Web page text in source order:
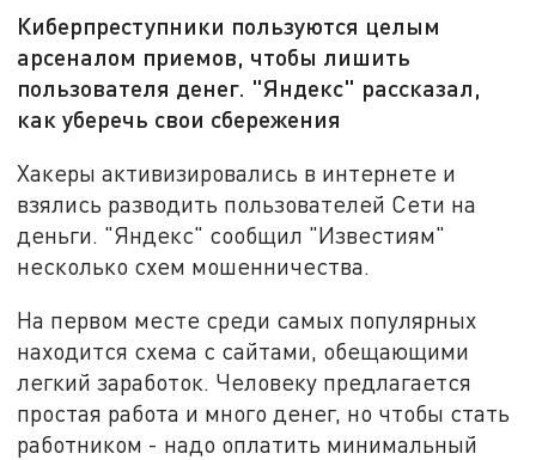
Киберпреступники пользуются целым
арсеналом приемов, чтобы лишить
пользователя денег. "Яндекс" рассказал,
как уберечь свои сбережения
Хакеры активизировались в интернете и
взялись разводить пользователей Сети на
деньги. "Яндекс" сообщил "Известиям"
несколько схем мошенничества.
На первом месте среди самых популярных
находится схема с сайтами, обещающими
легкий заработок. Человеку предлагается
простая работа и много денег, но чтобы стать
работником - надо оплатить минимальный